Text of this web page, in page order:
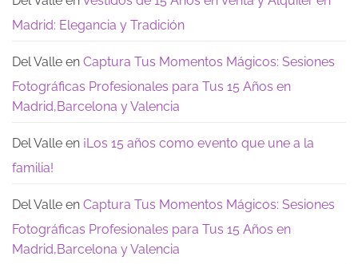
estas
de
15:
recuerdos
quedan
Madrid: Elegancia y Tradición
Del Valle en Captura Tus Momentos Mágicos: Sesiones
Fotográficas Profesionales para Tus 15 Años en
Madrid,Barcelona y Valencia
Del Valle en ¡Los 15 años como evento que une a la
familia!
Del Valle en Captura Tus Momentos Mágicos: Sesiones
Fotográficas Profesionales para Tus 15 Años en
Madrid,Barcelona y Valencia